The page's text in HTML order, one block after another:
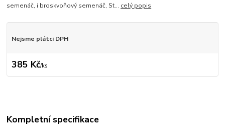
semenáč, i broskvoňový semenáč, St... celý popis
Nejsme plátci DPH
385 Kč/ks
Kompletní specifikace